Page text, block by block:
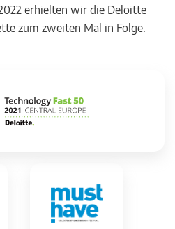
erhielten wir die Deloitte
zum zweiten Mal in Folge.